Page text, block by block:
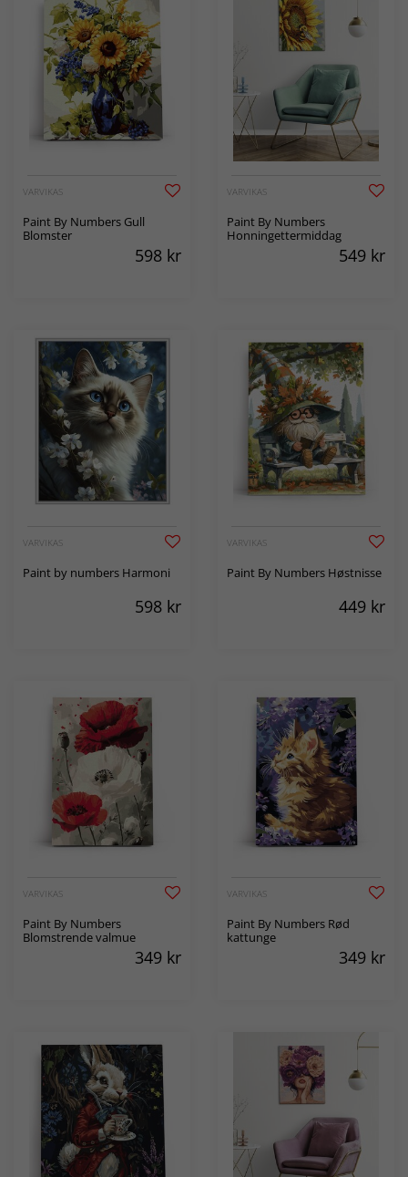
VARVIKAS
Paint By Numbers Gull
Blomster
598 kr
VARVIKAS
Paint By Numbers
Honningettermiddag
549 kr
VARVIKAS
Paint by numbers Harmoni
598 kr
VARVIKAS
Paint By Numbers Høstnisse
449 kr
VARVIKAS
Paint By Numbers
Blomstrende valmue
349 kr
VARVIKAS
Paint By Numbers Rød
kattunge
349 kr